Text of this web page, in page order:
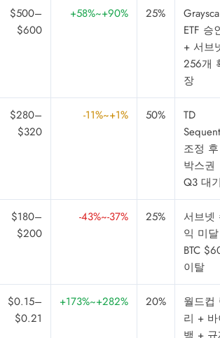
$500–
$600
+58%~+90% 25%
ETF 승
+ 서브
256개
장
$280–
$320
-11%~+1% 50%
TD
조정 후
박스
Q3 대
$180–
$200
-43%~-37% 25%
서브넷
익 미
BTC
이탈
$0.15–
$0.21
+173%~+282% 20%
월드컵
리 +